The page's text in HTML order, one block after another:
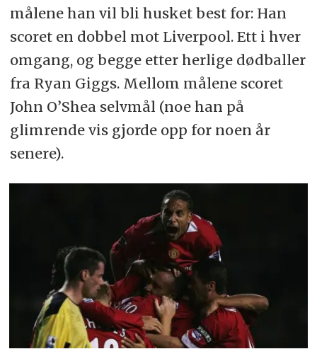
målene han vil bli husket best for: Han
scoret en dobbel mot Liverpool. Ett i hver
omgang, og begge etter herlige dødballer
fra Ryan Giggs. Mellom målene scoret
John O’Shea selvmål (noe han på
glimrende vis gjorde opp for noen år
senere).